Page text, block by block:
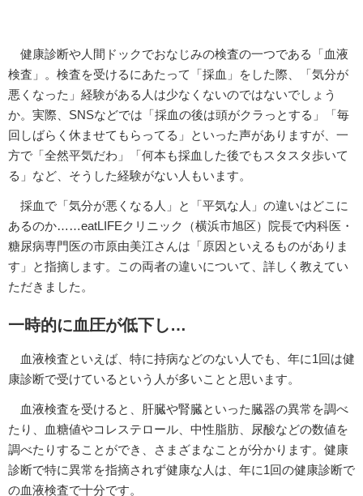
健康診断や人間ドックでおなじみの検査の一つである「血液
検査」。検査を受けるにあたって「採血」をした際、「気分が
悪くなった」経験がある人は少なくないのではないでしょう
か。実際、SNSなどでは「採血の後は頭がクラっとする」「毎
回しばらく休ませてもらってる」といった声がありますが、一
方で「全然平気だわ」「何本も採血した後でもスタスタ歩いて
る」など、そうした経験がない人もいます。
採血で「気分が悪くなる人」と「平気な人」の違いはどこに
あるのか……eatLIFEクリニック（横浜市旭区）院長で内科医・
糖尿病専門医の市原由美江さんは「原因といえるものがありま
す」と指摘します。この両者の違いについて、詳しく教えてい
ただきました。
一時的に血圧が低下し…
血液検査といえば、特に持病などのない人でも、年に1回は健
康診断で受けているという人が多いことと思います。
血液検査を受けると、肝臓や腎臓といった臓器の異常を調べ
たり、血糖値やコレステロール、中性脂肪、尿酸などの数値を
調べたりすることができ、さまざまなことが分かります。健康
診断で特に異常を指摘されず健康な人は、年に1回の健康診断で
の血液検査で十分です。